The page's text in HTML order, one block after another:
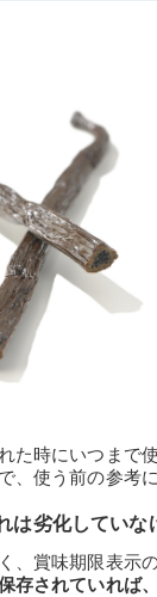
た時にいつまで
、使う前の参考
は劣化していな
、賞味期限表示の
存されていれば